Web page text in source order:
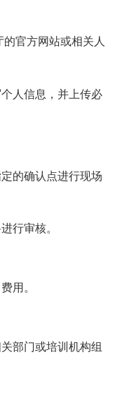
官方网站或相关人
人信息，并上传必
的确认点进行现场
行审核。
用。
部门或培训机构组